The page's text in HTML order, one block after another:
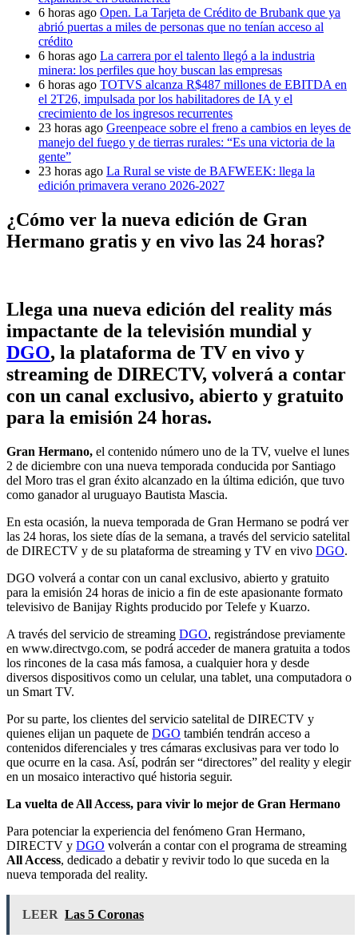
6 horas ago Open. La Tarjeta de Crédito de Brubank que ya
abrió puertas a miles de personas que no tenían acceso al
crédito
6 horas ago La carrera por el talento llegó a la industria
minera: los perfiles que hoy buscan las empresas
6 horas ago TOTVS alcanza R$487 millones de EBITDA en
el 2T26, impulsada por los habilitadores de IA y el
crecimiento de los ingresos recurrentes
23 horas ago Greenpeace sobre el freno a cambios en leyes de
manejo del fuego y de tierras rurales: “Es una victoria de la
gente”
23 horas ago La Rural se viste de BAFWEEK: llega la
edición primavera verano 2026-2027
¿Cómo ver la nueva edición de Gran
Hermano gratis y en vivo las 24 horas?
Llega una nueva edición del reality más
impactante de la televisión mundial y
DGO, la plataforma de TV en vivo y
streaming de DIRECTV, volverá a contar
con un canal exclusivo, abierto y gratuito
para la emisión 24 horas.
Gran Hermano, el contenido número uno de la TV, vuelve el lunes
2 de diciembre con una nueva temporada conducida por Santiago
del Moro tras el gran éxito alcanzado en la última edición, que tuvo
como ganador al uruguayo Bautista Mascia.
En esta ocasión, la nueva temporada de Gran Hermano se podrá ver
las 24 horas, los siete días de la semana, a través del servicio satelital
de DIRECTV y de su plataforma de streaming y TV en vivo DGO.
DGO volverá a contar con un canal exclusivo, abierto y gratuito
para la emisión 24 horas de inicio a fin de este apasionante formato
televisivo de Banijay Rights producido por Telefe y Kuarzo.
A través del servicio de streaming DGO, registrándose previamente
en www.directvgo.com, se podrá acceder de manera gratuita a todos
los rincones de la casa más famosa, a cualquier hora y desde
diversos dispositivos como un celular, una tablet, una computadora o
un Smart TV.
Por su parte, los clientes del servicio satelital de DIRECTV y
quienes elijan un paquete de DGO también tendrán acceso a
contenidos diferenciales y tres cámaras exclusivas para ver todo lo
que ocurre en la casa. Así, podrán ser “directores” del reality y elegir
en un mosaico interactivo qué historia seguir.
La vuelta de All Access, para vivir lo mejor de Gran Hermano
Para potenciar la experiencia del fenómeno Gran Hermano,
DIRECTV y DGO volverán a contar con el programa de streaming
All Access, dedicado a debatir y revivir todo lo que suceda en la
nueva temporada del reality.
LEER Las 5 Coronas